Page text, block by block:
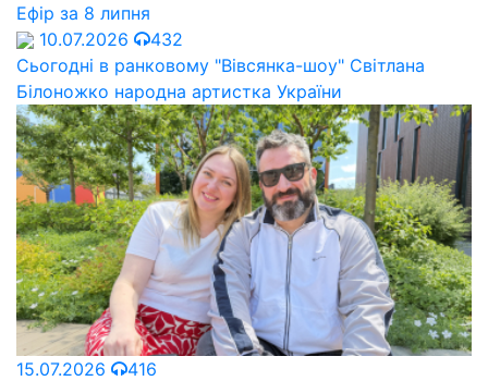
Ефір за 8 липня
10.07.2026
432
Сьогодні в ранковому "Вівсянка-шоу" Cвітлана
Білоножко народна артистка України
15.07.2026
416